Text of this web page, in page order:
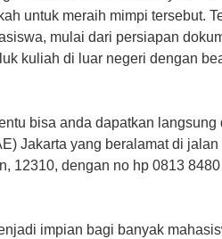
untuk meraih mimpi tersebut.
mulai dari persiapan
kuliah di luar negeri dengan
bisa anda dapatkan
Jakarta yang beralamat di
12310, dengan no hp 0813
impian bagi banyak